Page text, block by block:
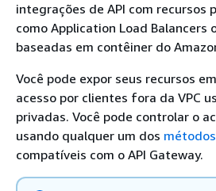
integrações de API com recursos
como Application Load Balancers
baseadas em contêiner do
Você pode expor seus recursos
acesso por clientes fora da VPC
privadas. Você pode controlar o
usando qualquer um dos
compatíveis com o API Gateway.